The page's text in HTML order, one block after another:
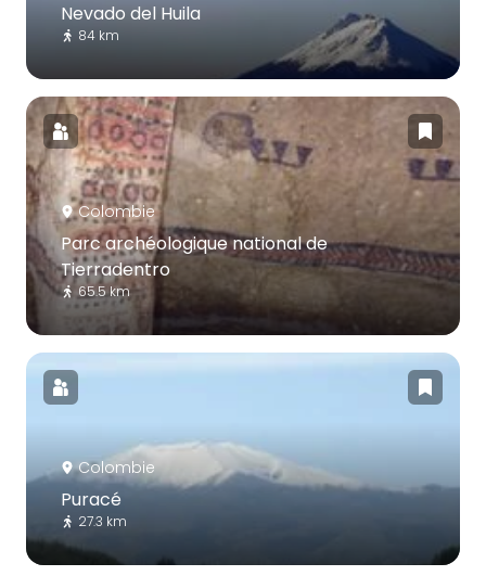
Nevado del Huila
84 km
Colombie
Parc archéologique national de
Tierradentro
65.5 km
Colombie
Puracé
27.3 km